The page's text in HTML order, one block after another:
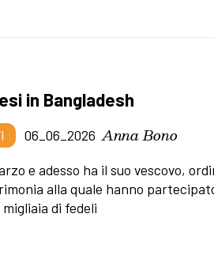
in Bangladesh
06_06_2026 Anna Bono
e adesso ha il suo vescovo,
alla quale hanno
di fedeli